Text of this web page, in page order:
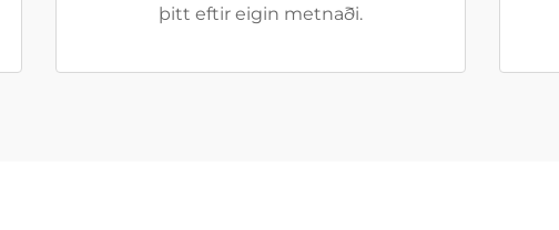
þitt eftir eigin metnaði.